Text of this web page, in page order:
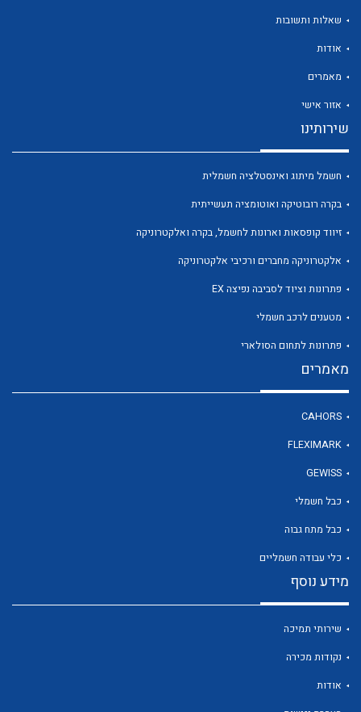
לכל מוצרי היצרן
לכל מוצרי היצרן
שאלות ותשובות
אודות
מאמרים
אזור אישי
שירותינו
חשמל מיתוג ואינסטלציה חשמלית
בקרה רובוטיקה ואוטומציה תעשייתית
זיווד קופסאות וארונות לחשמל, בקרה ואלקטרוניקה
אלקטרוניקה מחברים ורכיבי אלקטרוניקה
פתרונות וציוד לסביבה נפיצה EX
מטענים לרכב חשמלי
פתרונות לתחום הסולארי
מאמרים
CAHORS
FLEXIMARK
GEWISS
כבל חשמלי
כבל מתח גבוה
כלי עבודה חשמליים
מידע נוסף
שירותי תמיכה
נקודות מכירה
אודות